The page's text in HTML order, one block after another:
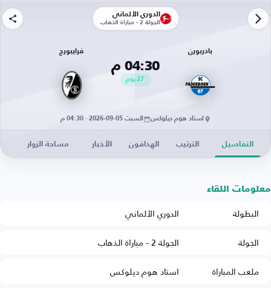
الدوري الألماني
الجولة 2 - مباراة الذهاب
بادربورن
04:30 م
27يوم
فرايبورج
استاد هوم ديلوكس السبت 05-09-2026 · 04:30 م
التفاصيل الترتيب الهدافون الأخبار مساحة الزوار
معلومات اللقاء
البطولة
الدوري الألماني
الجولة
الجولة 2 - مباراة الذهاب
ملعب المباراة
استاد هوم ديلوكس